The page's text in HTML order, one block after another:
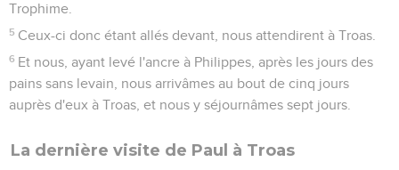
Trophime.
5 Ceux-ci donc étant allés devant, nous attendirent à Troas.
6 Et nous, ayant levé l'ancre à Philippes, après les jours des
pains sans levain, nous arrivâmes au bout de cinq jours
auprès d'eux à Troas, et nous y séjournâmes sept jours.
La dernière visite de Paul à Troas